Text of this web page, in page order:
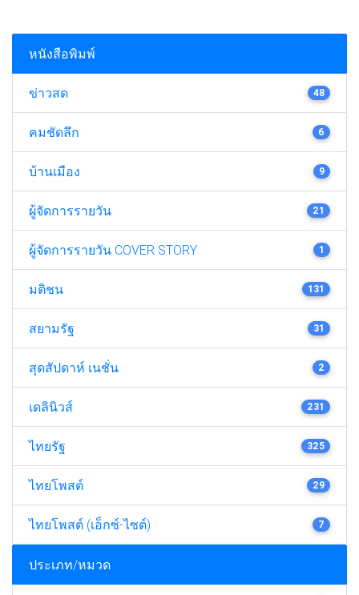
หนังสือพิมพ์
ข่าวสด 48
คมชัดลึก 6
บ้านเมือง 9
ผู้จัดการรายวัน 21
ผู้จัดการรายวัน COVER STORY 1
มติชน 131
สยามรัฐ 31
สุดสัปดาห์ เนชั่น 2
เดลินิวส์ 231
ไทยรัฐ 325
ไทยโพสต์ 29
ไทยโพสต์ (เอ็กซ์-ไซต์) 7
ประเภท/หมวด